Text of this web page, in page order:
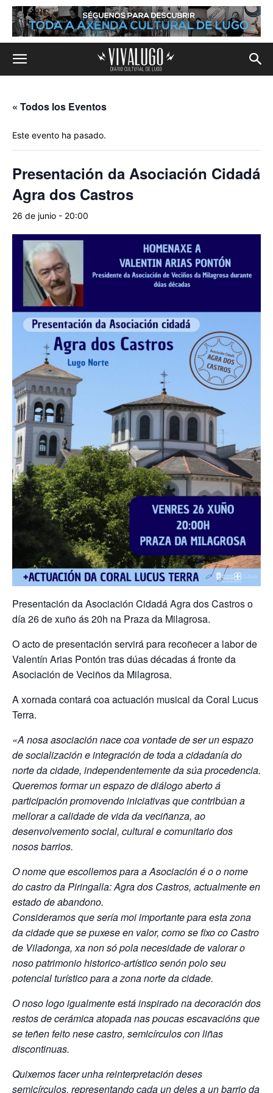
« Todos los Eventos
Este evento ha pasado.
Presentación da Asociación Cidadá
Agra dos Castros
26 de junio - 20:00
Presentación da Asociación Cidadá Agra dos Castros o
día 26 de xuño ás 20h na Praza da Milagrosa.
O acto de presentación servirá para recoñecer a labor de
Valentín Arias Pontón tras dúas décadas á fronte da
Asociación de Veciños da Milagrosa.
A xornada contará coa actuación musical da Coral Lucus
Terra.
«A nosa asociación nace coa vontade de ser un espazo
de socialización e integración de toda a cidadanía do
norte da cidade, independentemente da súa procedencia.
Queremos formar un espazo de diálogo aberto á
participación promovendo iniciativas que contribúan a
mellorar a calidade de vida da veciñanza, ao
desenvolvemento social, cultural e comunitario dos
nosos barrios.
O nome que escollemos para a Asociación é o o nome
do castro da Piringalla: Agra dos Castros, actualmente en
estado de abandono.
Consideramos que sería moi importante para esta zona
da cidade que se puxese en valor, como se fixo co Castro
de Viladonga, xa non só pola necesidade de valorar o
noso patrimonio historico-artístico senón polo seu
potencial turístico para a zona norte da cidade.
O noso logo igualmente está inspirado na decoración dos
restos de cerámica atopada nas poucas escavacións que
se teñen feito nese castro, semicírculos con liñas
discontinuas.
Quixemos facer unha reinterpretación deses
semicírculos, representando cada un deles a un barrio da